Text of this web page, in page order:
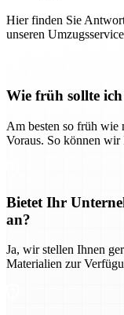
Hier finden Sie
unseren
Wie früh sollte
Am besten so früh wie
Voraus. So können wir
Bietet Ihr
an?
Ja, wir stellen Ihnen
Materialien zur